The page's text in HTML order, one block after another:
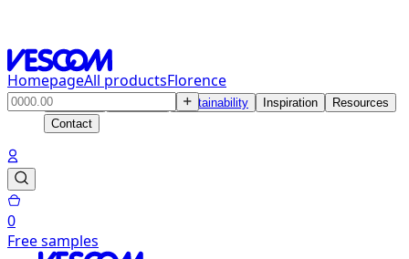
HomepageAll productsFlorence
Products Sustainability Inspiration
Resources
Contact
0
Free samples